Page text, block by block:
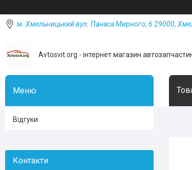
м. Хмельницький вул. Панаса Мирного, 6 29000,
Avtosvit.org - інтернет магазин
Відгуки